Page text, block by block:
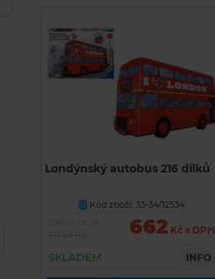
Londýnský autobus 216 dílků
U
Kód zboží: 33-34/12534
662Kč s DPH
SKLADEM INFO